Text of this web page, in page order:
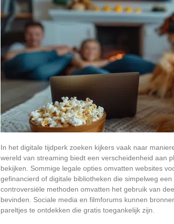
In het digitale tijdperk zoeken kijkers vaak naar
wereld van streaming biedt een verscheidenheid aan
bekijken. Sommige legale opties omvatten websites
gefinancierd of digitale bibliotheken die simpelweg
controversiële methoden omvatten het gebruik van
bevinden. Sociale media en filmforums kunnen
pareltjes te ontdekken die gratis toegankelijk zijn.